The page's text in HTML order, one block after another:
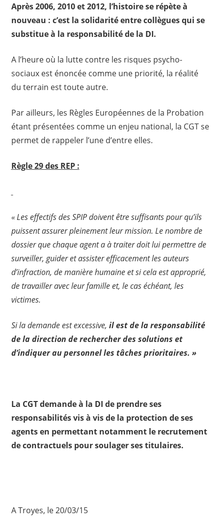
Après 2006, 2010 et 2012, l’histoire se répète à
nouveau : c’est la solidarité entre collègues qui se
substitue à la responsabilité de la DI.
A l’heure où la lutte contre les risques psycho-
sociaux est énoncée comme une priorité, la réalité
du terrain est toute autre.
Par ailleurs, les Règles Européennes de la Probation
étant présentées comme un enjeu national, la CGT se
permet de rappeler l’une d’entre elles.
Règle 29 des REP :
« Les effectifs des SPIP doivent être suffisants pour qu’ils
puissent assurer pleinement leur mission. Le nombre de
dossier que chaque agent a à traiter doit lui permettre de
surveiller, guider et assister efficacement les auteurs
d’infraction, de manière humaine et si cela est approprié,
de travailler avec leur famille et, le cas échéant, les
victimes.
Si la demande est excessive, il est de la responsabilité
de la direction de rechercher des solutions et
d’indiquer au personnel les tâches prioritaires. »
La CGT demande à la DI de prendre ses
responsabilités vis à vis de la protection de ses
agents en permettant notamment le recrutement
de contractuels pour soulager ses titulaires.
A Troyes, le 20/03/15